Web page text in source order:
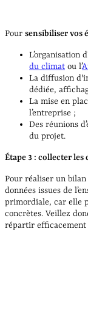
Pour sensibiliser vos
L’organisation
du climat ou l’
La diffusion
dédiée,
La mise en
l’entreprise ;
Des réunions
du projet.
Étape 3 : collecter
Pour réaliser un
données issues de
primordiale, car elle
concrètes. Veillez
répartir efficacement